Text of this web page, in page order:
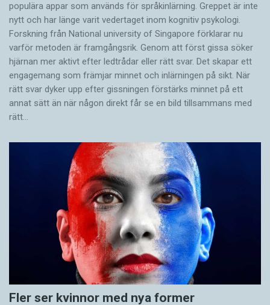
populära appar som används för språkinlärning. Greppet är inte
nytt och har länge varit vedertaget inom kognitiv psykologi.
Forskning från National university of Singa­pore förklarar nu
varför metoden är framgångsrik. Genom att först gissa ­söker
hjärnan mer aktivt ­efter ledtrådar eller rätt svar. Det skapar ett
engagemang som främjar minnet och inlärningen på sikt. När
rätt svar dyker upp efter gissningen förstärks minnet på ett
annat sätt än när någon direkt får se en bild tillsammans med
rätt…
Fler ser kvinnor med nya former